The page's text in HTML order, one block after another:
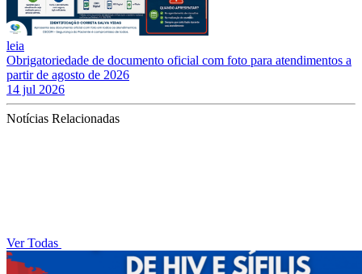
leia
Obrigatoriedade de documento oficial com foto para atendimentos a
partir de agosto de 2026
14 jul 2026
Notícias Relacionadas
Ver Todas